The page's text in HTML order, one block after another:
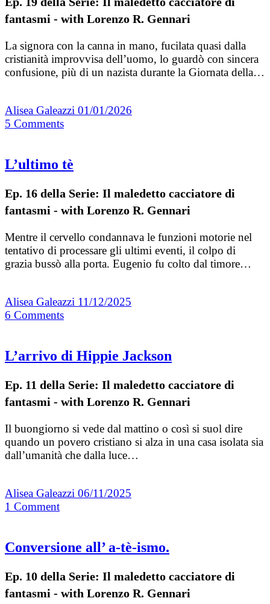
fantasmi - with Lorenzo R. Gennari
La signora con la canna in mano, fucilata quasi dalla
cristianità improvvisa dell’uomo, lo guardò con sincera
confusione, più di un nazista durante la Giornata della…
Alisea Galeazzi 01/01/2026
5 Comments
L’ultimo tè
Ep. 16 della Serie: Il maledetto cacciatore di
fantasmi - with Lorenzo R. Gennari
Mentre il cervello condannava le funzioni motorie nel
tentativo di processare gli ultimi eventi, il colpo di
grazia bussò alla porta. Eugenio fu colto dal timore…
Alisea Galeazzi 11/12/2025
6 Comments
L’arrivo di Hippie Jackson
Ep. 11 della Serie: Il maledetto cacciatore di
fantasmi - with Lorenzo R. Gennari
Il buongiorno si vede dal mattino o così si suol dire
quando un povero cristiano si alza in una casa isolata sia
dall’umanità che dalla luce…
Alisea Galeazzi 06/11/2025
1 Comment
Conversione all’ a-tè-ismo.
Ep. 10 della Serie: Il maledetto cacciatore di
fantasmi - with Lorenzo R. Gennari